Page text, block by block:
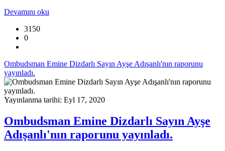
Devamını oku
3150
0
Ombudsman Emine Dizdarlı Sayın Ayşe Adışanlı'nın raporunu
yayınladı.
Yayınlanma tarihi: Eyl 17, 2020
Ombudsman Emine Dizdarlı Sayın Ayşe
Adışanlı'nın raporunu yayınladı.